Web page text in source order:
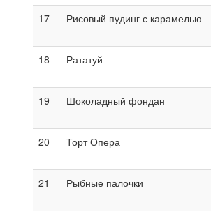
17 Рисовый пудинг с карамелью
18 Рататуй
19 Шоколадный фондан
20 Торт Опера
21 Рыбные палочки